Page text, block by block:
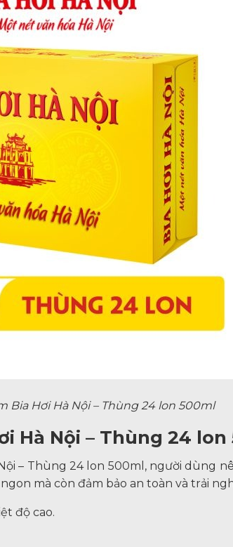
Bia Hơi Hà Nội – Thùng 24 lon 500ml
Hà Nội – Thùng 24 lon
– Thùng 24 lon 500ml, người dùng
mà còn đảm bảo an toàn và trải
độ cao.